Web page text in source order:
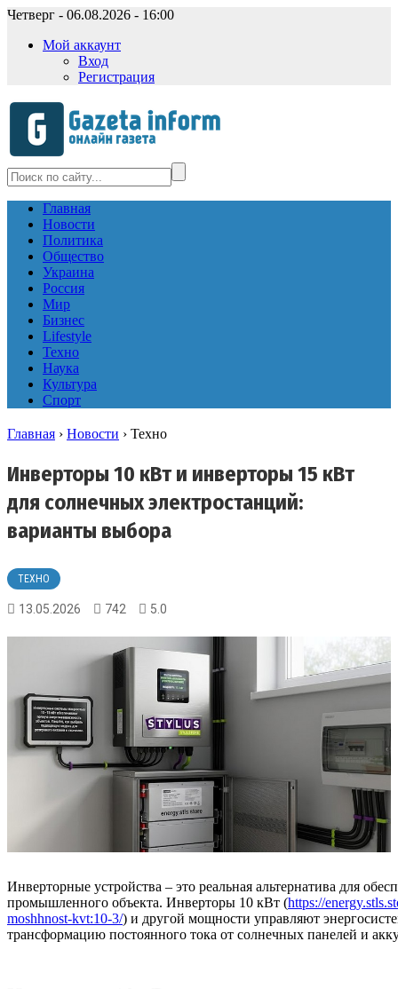
Четверг - 06.08.2026 - 16:00
Мой аккаунт
Вход
Регистрация
Главная
Новости
Политика
Общество
Украина
Россия
Мир
Бизнес
Lifestyle
Техно
Наука
Культура
Спорт
Главная › Новости › Техно
Инверторы 10 кВт и инверторы 15 кВт
для солнечных электростанций:
варианты выбора
ТЕХНО
13.05.2026 742 5.0
Инверторные устройства – это реальная альтернатива для
промышленного объекта. Инверторы 10 кВт (https://
moshhnost-kvt:10-3/) и другой мощности управляют
трансформацию постоянного тока от солнечных панелей и